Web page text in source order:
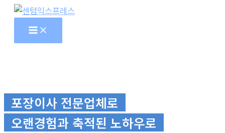
뛰
포장이사 전문업체로
오랜경험과 축적된 노하우로